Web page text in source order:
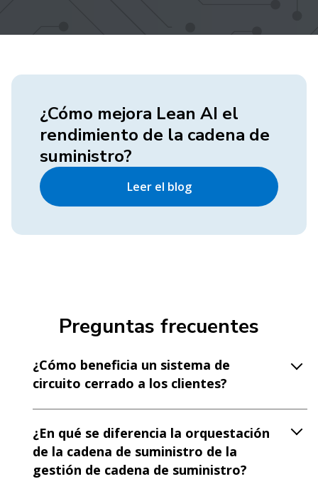
¿Cómo mejora Lean AI el
rendimiento de la cadena de
suministro?
Leer el blog
Preguntas frecuentes
¿Cómo beneficia un sistema de
circuito cerrado a los clientes?
¿En qué se diferencia la orquestación
de la cadena de suministro de la
gestión de cadena de suministro?